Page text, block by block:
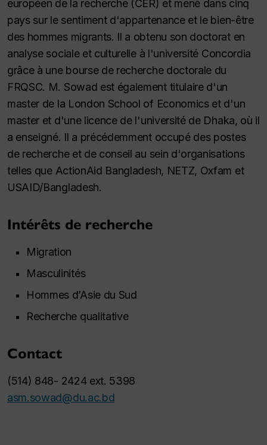
européen de la recherche (CER) et mené dans cinq
pays sur le sentiment d'appartenance et le bien-être
des hommes migrants. Il a obtenu son doctorat en
analyse sociale et culturelle à l'université Concordia
grâce à une bourse de recherche doctorale du
FRQSC. M. Sowad est également titulaire d'un
master de la London School of Economics et d'un
master et d'une licence de l'université de Dhaka, où il
a enseigné. Il a précédemment occupé des postes
de recherche et de conseil au sein d'organisations
telles que ActionAid Bangladesh, NETZ, Oxfam et
USAID/Bangladesh.
Intérêts de recherche
Migration
Masculinités
Hommes d’Asie du Sud
Recherche qualitative
Contact
(514) 848- 2424 ext. 5398
asm.sowad@du.ac.bd